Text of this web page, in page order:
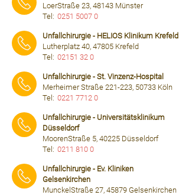
LoerStraße 23, 48143 Münster
Tel: 0251 5007 0
Unfallchirurgie - HELIOS Klinikum Krefeld
Lutherplatz 40, 47805 Krefeld
Tel: 02151 32 0
Unfallchirurgie - St. Vinzenz-Hospital
Merheimer Straße 221-223, 50733 Köln
Tel: 0221 7712 0
Unfallchirurgie - Universitätsklinikum
Düsseldorf
MoorenStraße 5, 40225 Düsseldorf
Tel: 0211 810 0
Unfallchirurgie - Ev. Kliniken
Gelsenkirchen
MunckelStraße 27, 45879 Gelsenkirchen